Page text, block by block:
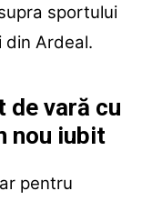
sportului
din Ardeal.
de vară cu
nou iubit
pentru